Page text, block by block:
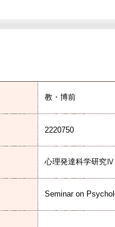
教・博前
2220750
心理発達科学研究Ⅳ
Seminar on